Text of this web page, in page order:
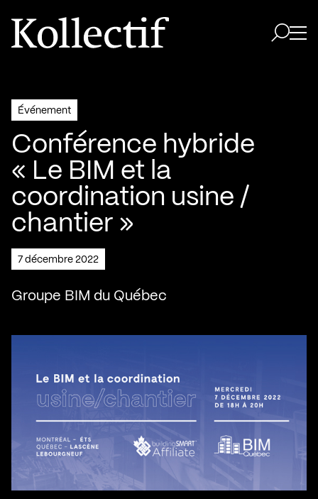
Aller à la page d'accueil
Logo Kollectif
Événement
Conférence hybride
« Le BIM et la
coordination usine /
chantier »
7 décembre 2022
Groupe BIM du Québec